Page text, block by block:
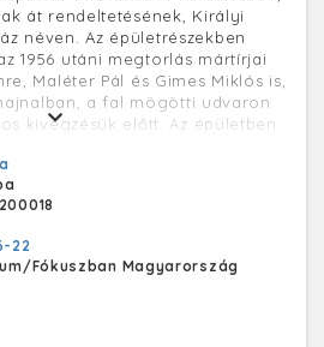
át rendeltetésének, Királyi
néven. Az épületrészekben
1956 utáni megtorlás mártírjai
Maléter Pál és Gimes Miklós is,
a fal mögötti udvaron
kivégzésük előtt. Az épületben
22
Fókuszban Magyarország